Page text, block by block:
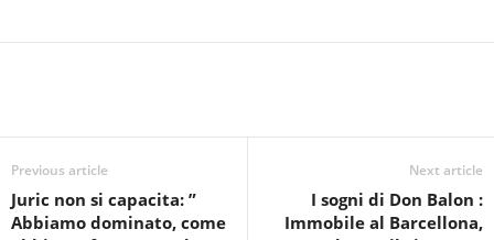
Previous article
Juric non si capacita: ”
Abbiamo dominato, come
Next article
I sogni di Don Balon :
Immobile al Barcellona,